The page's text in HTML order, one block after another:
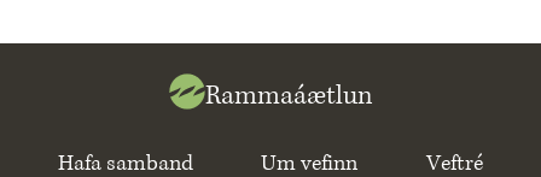
Rammaáætlun
Hafa samband Um vefinn Veftré